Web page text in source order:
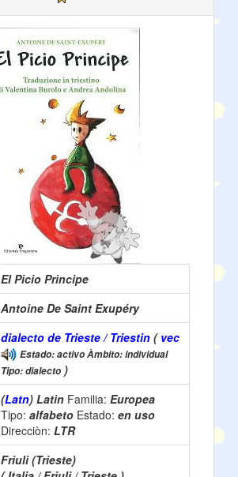
El Picio Principe
Antoine De Saint Exupéry
dialecto de Trieste / Triestin ( vec
Estado: activo Àmbito: individual
Tipo: dialecto )
(Latn) Latin Familia: Europea
Tipo: alfabeto Estado: en uso
Direcciòn: LTR
Friuli (Trieste)